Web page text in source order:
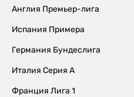
Англия Премьер-лига
Испания Примера
Германия Бундеслига
Италия Серия А
Франция Лига 1